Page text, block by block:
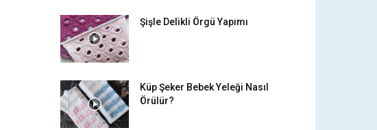
Şişle Delikli Örgü Yapımı
Küp Şeker Bebek Yeleği Nasıl
Örülür?